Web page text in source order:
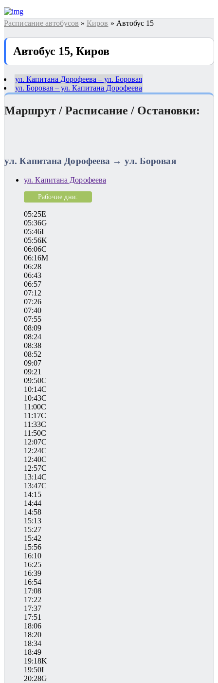
Расписание автобусов » Киров » Автобус 15
Автобус 15, Киров
ул. Капитана Дорофеева – ул. Боровая
ул. Боровая – ул. Капитана Дорофеева
Маршрут / Расписание / Остановки:
ул. Капитана Дорофеева → ул. Боровая
ул. Капитана Дорофеева
Рабочие дни:
05:25E
05:36G
05:46I
05:56K
06:06C
06:16M
06:28
06:43
06:57
07:12
07:26
07:40
07:55
08:09
08:24
08:38
08:52
09:07
09:21
09:50C
10:14C
10:43C
11:00C
11:17C
11:33C
11:50C
12:07C
12:24C
12:40C
12:57C
13:14C
13:47C
14:15
14:44
14:58
15:13
15:27
15:42
15:56
16:10
16:25
16:39
16:54
17:08
17:22
17:37
17:51
18:06
18:20
18:34
18:49
19:18K
19:50I
20:28G